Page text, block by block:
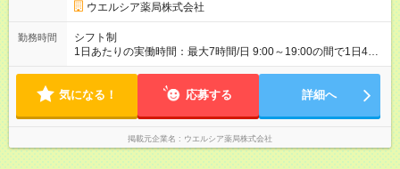
ウエルシア薬局株式会社
勤務時間
シフト制
1日あたりの実働時間：最大7時間/日 9:00～19:00の間で1日4時
間～応相談 ☆週4～5日の勤務 ※勤務曜日応相談 ※要普通自動車
気になる！ 応募する 詳細へ
掲載元企業名 ウエルシア薬局株式会社